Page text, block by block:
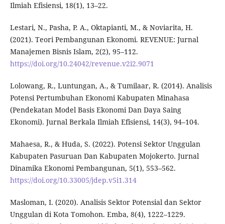
Ilmiah Efisiensi, 18(1), 13–22.
Lestari, N., Pasha, P. A., Oktapianti, M., & Noviarita, H.
(2021). Teori Pembangunan Ekonomi. REVENUE: Jurnal
Manajemen Bisnis Islam, 2(2), 95–112.
https://doi.org/10.24042/revenue.v2i2.9071
Lolowang, R., Luntungan, A., & Tumilaar, R. (2014). Analisis
Potensi Pertumbuhan Ekonomi Kabupaten Minahasa
(Pendekatan Model Basis Ekonomi Dan Daya Saing
Ekonomi). Jurnal Berkala Ilmiah Efisiensi, 14(3), 94–104.
Mahaesa, R., & Huda, S. (2022). Potensi Sektor Unggulan
Kabupaten Pasuruan Dan Kabupaten Mojokerto. Jurnal
Dinamika Ekonomi Pembangunan, 5(1), 553–562.
https://doi.org/10.33005/jdep.v5i1.314
Masloman, I. (2020). Analisis Sektor Potensial dan Sektor
Unggulan di Kota Tomohon. Emba, 8(4), 1222–1229.